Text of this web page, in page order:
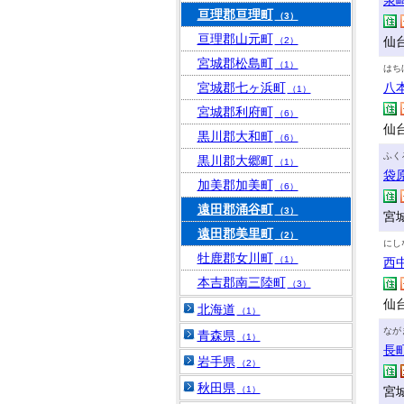
仙
はち
八
仙
ふ
袋
宮
にし
西
仙
なが
長
宮
亘理郡亘理町 （3）
亘理郡山元町 （2）
宮城郡松島町 （1）
宮城郡七ヶ浜町 （1）
宮城郡利府町 （6）
黒川郡大和町 （6）
黒川郡大郷町 （1）
加美郡加美町 （6）
遠田郡涌谷町 （3）
遠田郡美里町 （2）
牡鹿郡女川町 （1）
本吉郡南三陸町 （3）
北海道 （1）
青森県 （1）
岩手県 （2）
秋田県 （1）